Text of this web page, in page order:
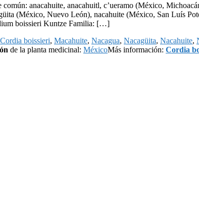
anacahuite, anacahuitl, c’ueramo (México,
(México, Nuevo León), nacahuite (México, San Luís
boissieri Kuntze Familia: […]
Cordia boissieri, Macahuite, Nacagua, Nacagüita, Nacahuite,
de la planta medicinal: MéxicoMás información: Cordia